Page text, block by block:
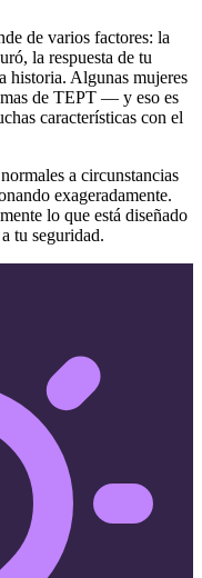
de varios factores: la
la respuesta de tu
historia. Algunas mujeres
de TEPT — y eso es
características con el
a circunstancias
exageradamente.
lo que está diseñado
tu seguridad.